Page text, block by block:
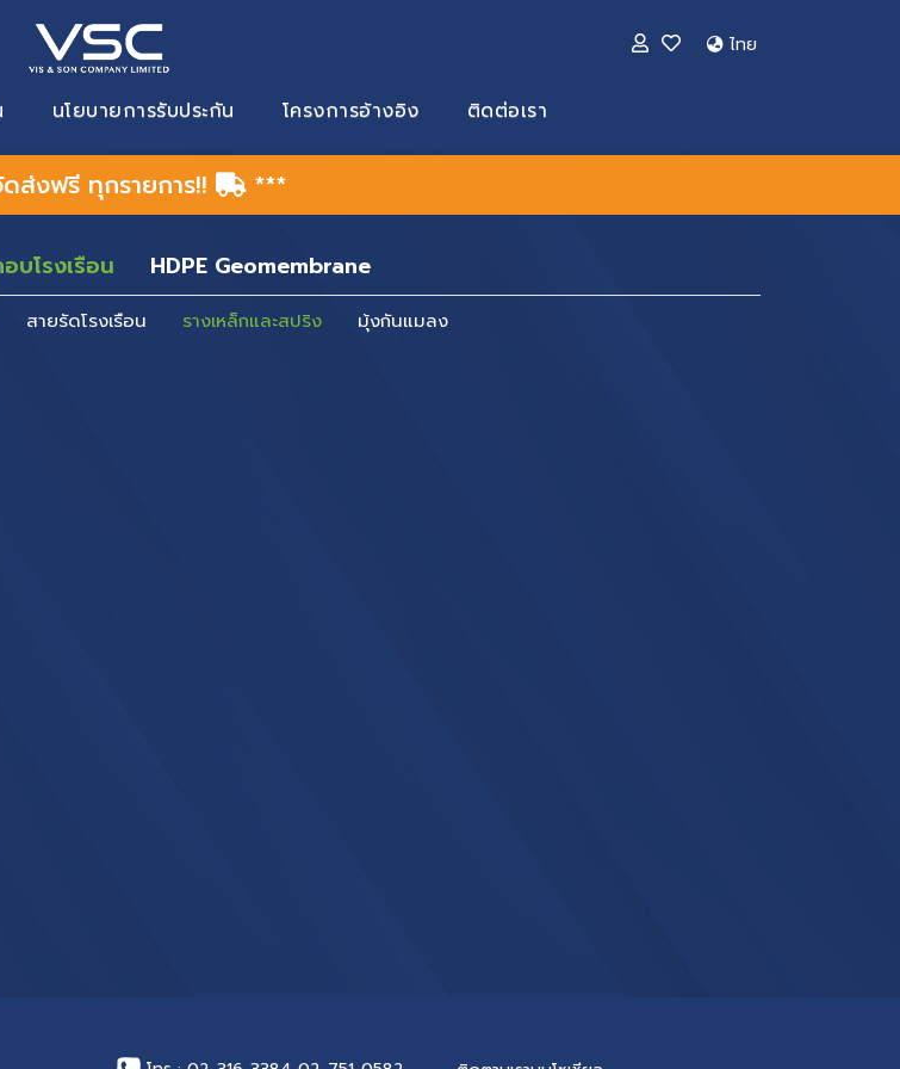
ไทย
นโยบายการรับประกัน โครงการอ้างอิง ติดต่อเรา
ส่งฟรี ทุกรายการ!! ***
บโรงเรือน HDPE Geomembrane
สายรัดโรงเรือน รางเหล็กและสปริง มุ้งกันแมลง